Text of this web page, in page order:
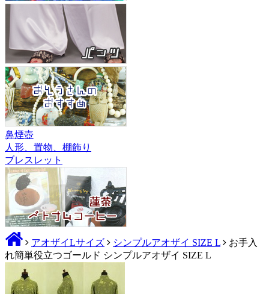
鼻煙壺
人形、置物、棚飾り
ブレスレット
アオザイLサイズ シンプルアオザイ SIZE L
お手入
れ簡単役立つゴールド シンプルアオザイ SIZE L